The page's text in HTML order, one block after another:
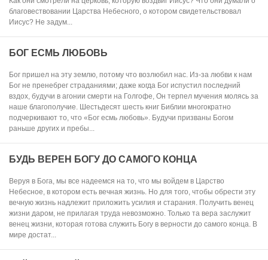
благовествовании Царства Небесного, о котором свидетельствовал
Иисус? Не задум...
БОГ ЕСМЬ ЛЮБОВЬ
Бог пришел на эту землю, потому что возлюбил нас. Из-за любви к нам
Бог не пренебрег страданиями; даже когда Бог испустил последний
вздох, будучи в агонии смерти на Голгофе, Он терпел мучения молясь за
наше благополучие. Шестьдесят шесть книг Библии многократно
подчеркивают то, что «Бог есмь любовь». Будучи призваны Богом
раньше других и пребы...
БУДЬ ВЕРЕН БОГУ ДО САМОГО КОНЦА
Веруя в Бога, мы все надеемся на то, что мы войдем в Царство
Небесное, в котором есть вечная жизнь. Но для того, чтобы обрести эту
вечную жизнь надлежит приложить усилия и старания. Получить венец
жизни даром, не прилагая труда невозможно. Только та вера заслужит
венец жизни, которая готова служить Богу в верности до самого конца. В
мире достат...